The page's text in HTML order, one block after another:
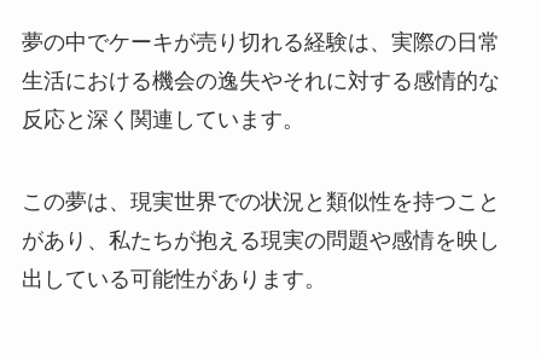
夢の中でケーキが売り切れる経験は、実際の日常
生活における機会の逸失やそれに対する感情的な
反応と深く関連しています。
この夢は、現実世界での状況と類似性を持つこと
があり、私たちが抱える現実の問題や感情を映し
出している可能性があります。